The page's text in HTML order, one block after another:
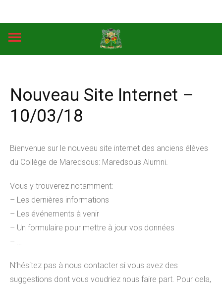
content
Nouveau Site Internet –
10/03/18
Bienvenue sur le nouveau site internet des anciens élèves
du Collège de Maredsous: Maredsous Alumni.
Vous y trouverez notamment:
– Les dernières informations
– Les événements à venir
– Un formulaire pour mettre à jour vos données
– …
N’hésitez pas à nous contacter si vous avez des
suggestions dont vous voudriez nous faire part. Pour cela,